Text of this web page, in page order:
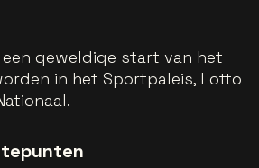
geweldige start van het
in het Sportpaleis, Lotto